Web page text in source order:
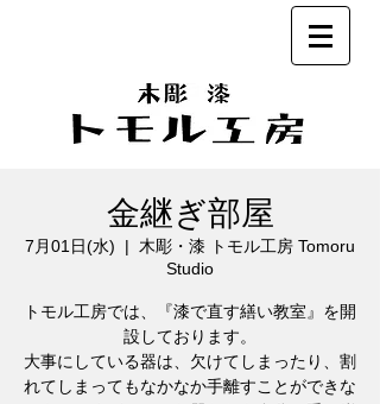
金継ぎ部屋
7月01日(水)
  |
木彫・漆 トモル工房 Tomoru
Studio
トモル工房では、『漆で直す繕い教室』を開
設しております。
大事にしている器は、欠けてしまったり、割
れてしまってもなかなか手離すことができな